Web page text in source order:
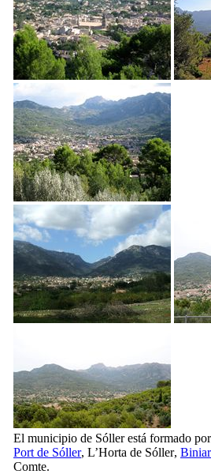
El municipio de Sóllerestá formado
Port de Sóller, L’Horta de Sóller,
Comte.